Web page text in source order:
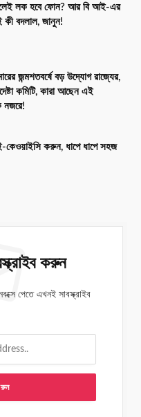
লক হবে ফোন? আর বি আই-এর
বদলাল, জানুন!
জন্মশতবর্ষে বড় উদ্যোগ রাজ্যের,
কমিটি, কারা আছেন এই
নজরে!
কেওয়াইসি করুন, ধাপে ধাপে সহজ
করুন
পেতে এখনই সাবস্ক্রাইব